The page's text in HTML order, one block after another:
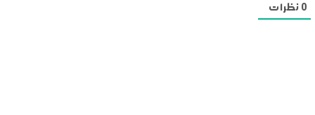
0 نظرات